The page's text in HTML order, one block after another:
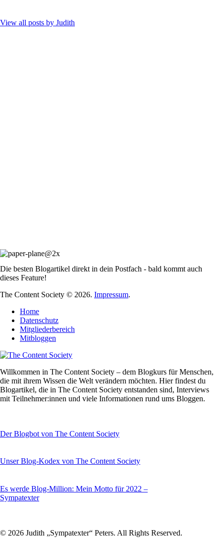
View all posts by Judith
Die besten Blogartikel direkt in dein Postfach - bald kommt auch
dieses Feature!
The Content Society © 2026. Impressum.
Home
Datenschutz
Mitgliederbereich
Mitbloggen
Willkommen in The Content Society – dem Blogkurs für Menschen,
die mit ihrem Wissen die Welt verändern möchten. Hier findest du
Blogartikel, die in The Content Society entstanden sind, Interviews
mit Teilnehmer:innen und viele Informationen rund ums Bloggen.
Der Blogbot von The Content Society
Unser Blog-Kodex von The Content Society
Es werde Blog-Million: Mein Motto für 2022 –
Sympatexter
© 2026 Judith „Sympatexter“ Peters. All Rights Reserved.